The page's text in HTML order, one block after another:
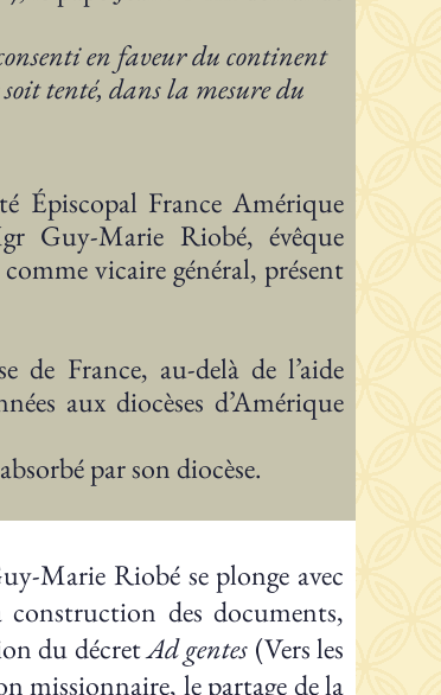
en faveur du continent
tenté, dans la mesure du
Épiscopal France Amérique
Guy-Marie Riobé, évêque
vicaire général, présent
de France, au-delà de l’aide
aux diocèses d’Amérique
par son diocèse.
Marie Riobé se plonge avec
construction des documents,
du décretAd gentes (Vers les
missionnaire, le partage de la